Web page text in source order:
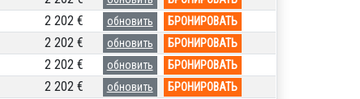
2 202 € обновить БРОНИРОВАТЬ
2 202 € обновить БРОНИРОВАТЬ
2 202 € обновить БРОНИРОВАТЬ
2 202 € обновить БРОНИРОВАТЬ